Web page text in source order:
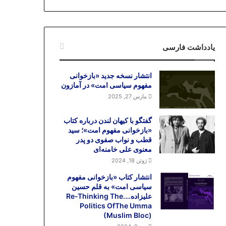
یادداشت فارسی
انتشار نسخه جدید «بازخوانی
مفهوم سیاسی امت» در آمازون
مارس 27, 2025
گفتگو با کیهان لندن درباره کتاب
«بازخوانی مفهوم امت»؛ سید
قطب و نواب صفوی دو پدر
معنوی علی خامنه‌ای
ژوئن 18, 2024
انتشار کتاب «بازخوانی مفهوم
سیاسی امت» به قلم حسین
علیزاده….Re-Thinking The
Politics OfThe Umma
(Muslim Bloc)